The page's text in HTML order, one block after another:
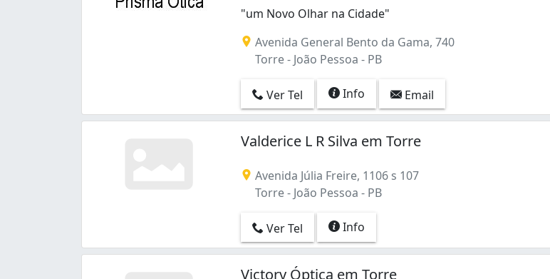
"um Novo Olhar na Cidade"
Avenida General Bento da Gama, 740
Torre - João Pessoa - PB
Ver Tel Info Email
Valderice L R Silva em Torre
Avenida Júlia Freire, 1106 s 107
Torre - João Pessoa - PB
Ver Tel Info
Victory Óptica em Torre